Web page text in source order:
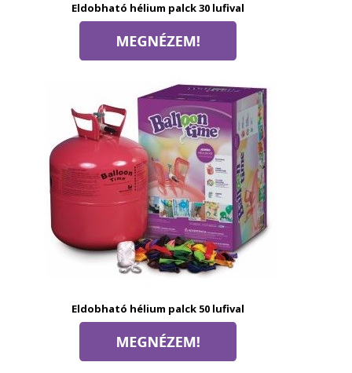
Eldobható hélium palck 30 lufival
Eldobható hélium palck 50 lufival